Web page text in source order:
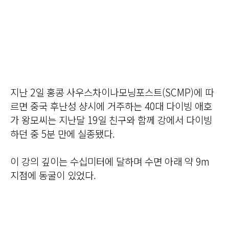
지난 2일 홍콩 사우스차이나모닝포스트(SCMP)에 따
르면 중국 후난성 샹시에 거주하는 40대 다이빙 애호
가 왕모씨는 지난달 19일 친구와 함께 강에서 다이빙
하던 중 5분 만에 실종됐다.
이 강의 깊이는 수십미터에 달하며 수면 아래 약 9m
지점에 동굴이 있었다.